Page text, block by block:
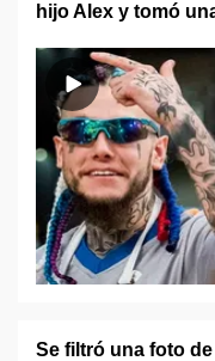
hijo Alex y tomó
Se filtró una foto